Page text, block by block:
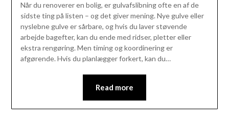
Når du renoverer en bolig, er gulvafslibning ofte en af de
sidste ting på listen – og det giver mening. Nye gulve eller
nyslebne gulve er sårbare, og hvis du laver støvende
arbejde bagefter, kan du ende med ridser, pletter eller
ekstra rengøring. Men timing og koordinering er
afgørende. Hvis du planlægger forkert, kan du…
Read more